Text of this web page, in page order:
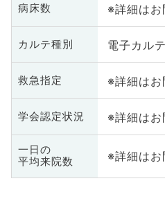
病床数 ※詳細はお
カルテ種別 電子カルテ
救急指定 ※詳細はお
学会認定状況 ※詳細はお
一日の
平均来院数
※詳細はお